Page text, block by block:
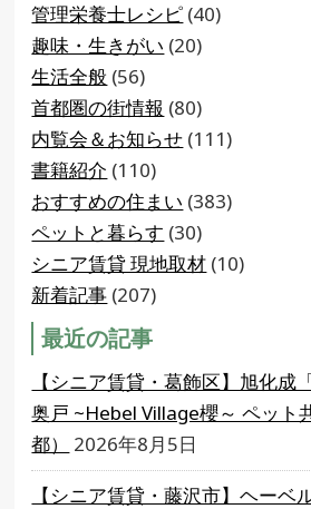
管理栄養士レシピ (40)
趣味・生きがい (20)
生活全般 (56)
首都圏の街情報 (80)
内覧会＆お知らせ (111)
書籍紹介 (110)
おすすめの住まい (383)
ペットと暮らす (30)
シニア賃貸 現地取材 (10)
新着記事 (207)
最近の記事
【シニア賃貸・葛飾区】旭化成
奥戸 ~Hebel Village櫻～ ペット
都）
2026年8月5日
【シニア賃貸・藤沢市】ヘーベ